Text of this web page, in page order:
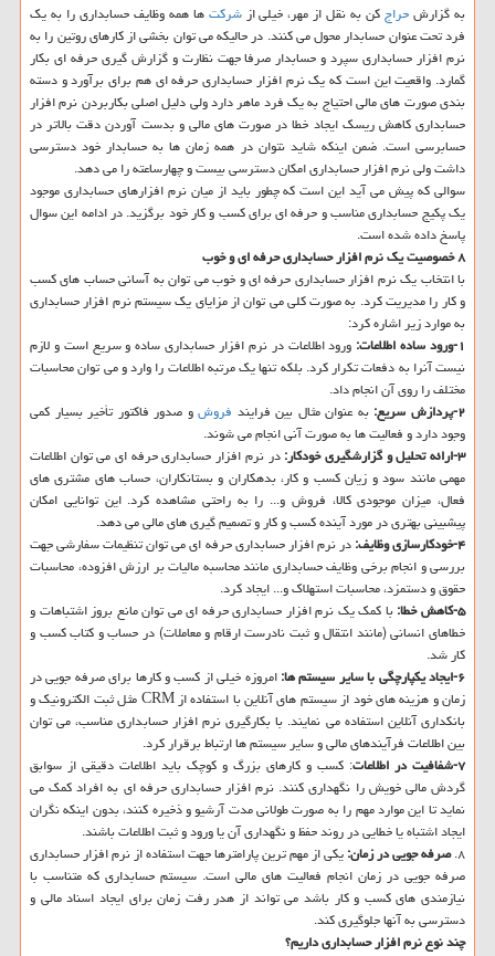
به گزارشحراجكن به نقل از مهر، خیلی ازشركتها همه وظایف حسابداری را به یك
فرد تحت عنوان حسابدار محول می كنند. در حالیكه می توان بخشی از كارهای روتین را به
نرم افزار حسابداری سپرد و حسابدار صرفا جهت نظارت و گزارش گیری حرفه ای بكار
گمارد. واقعیت این است كه یك نرم افزار حسابداری حرفه ای هم برای برآورد و دسته
بندی صورت های مالی احتیاج به یك فرد ماهر دارد ولی دلیل اصلی بكاربردن نرم افزار
حسابداری كاهش ریسك ایجاد خطا در صورت های مالی و بدست آوردن دقت بالاتر در
حسابرسی است. ضمن اینكه شاید نتوان در همه زمان ها به حسابدار خود دسترسی
داشت ولی نرم افزار حسابداری امكان دسترسی بیست و چهارساعته را می دهد.
سوالی كه پیش می آید این است كه چطور باید از میان نرم افزارهای حسابداری موجود
یك پكیج حسابداری مناسب و حرفه ای برای كسب و كار خود برگزید. در ادامه این سوال
پاسخ داده شده است.
۸ خصوصیت یك نرم افزار حسابداری حرفه ای و خوب
با انتخاب یك نرم افزار حسابداری حرفه ای و خوب می توان به آسانی حساب های كسب
و كار را مدیریت كرد. به صورت كلی می توان از مزایای یك سیستم نرم افزار حسابداری
به موارد زیر اشاره كرد:
۱-ورود ساده اطلاعات:
ورود اطلاعات در نرم افزار حسابداری ساده و سریع است و لازم
نیست آنرا به دفعات تكرار كرد. بلكه تنها یك مرتبه اطلاعات را وارد و می توان محاسبات
مختلف را روی آن انجام داد.
۲-پردازش سریع:
به عنوان مثال بین فرایند فروشو صدور فاكتور تأخیر بسیار كمی
وجود دارد و فعالیت ها به صورت آنی انجام می شوند.
۳-ارائه تحلیل و گزارشگیری خودكار:
در نرم افزار حسابداری حرفه ای می توان اطلاعات
مهمی مانند سود و زیان كسب و كار، بدهكاران و بستانكاران، حساب های مشتری های
فعال، میزان موجودی كالا، فروش و... را به راحتی مشاهده كرد. این توانایی امكان
پیشبینی بهتری در مورد آینده كسب و كار و تصمیم گیری های مالی می دهد.
۴-خودكارسازی وظایف:
در نرم افزار حسابداری حرفه ای می توان تنظیمات سفارشی جهت
بررسی و انجام برخی وظایف حسابداری مانند محاسبه مالیات بر ارزش افزوده، محاسبات
حقوق و دستمزد، محاسبات استهلاك و... ایجاد كرد.
۵-كاهش خطا:
با كمك یك نرم افزار حسابداری حرفه ای می توان مانع بروز اشتباهات و
خطاهای انسانی (مانند انتقال و ثبت نادرست ارقام و معاملات) در حساب و كتاب كسب و
كار شد.
۶-ایجاد یكپارچگی با سایر سیستم ها:
امروزه خیلی از كسب و كارها برای صرفه جویی در
زمان و هزینه های خود از سیستم های آنلاین با استفاده از CRM مثل ثبت الكترونیك و
بانكداری آنلاین استفاده می نمایند. با بكارگیری نرم افزار حسابداری مناسب، می توان
بین اطلاعات فرآیندهای مالی و سایر سیستم ها ارتباط برقرار كرد.
۷-شفافیت در اطلاعات
: كسب و كارهای بزرگ و كوچك باید اطلاعات دقیقی از سوابق
گردش مالی خویش را نگهداری كنند. نرم افزار حسابداری حرفه ای به افراد كمك می
نماید تا این موارد مهم را به صورت طولانی مدت آرشیو و ذخیره كنند، بدون اینكه نگران
ایجاد اشتباه یا خطایی در روند حفظ و نگهداری آن یا ورود و ثبت اطلاعات باشند.
۸. صرفه جویی در زمان:یكی از مهم ترین پارامترها جهت استفاده از نرم افزار حسابداری
صرفه جویی در زمان انجام فعالیت های مالی است. سیستم حسابداری كه متناسب با
نیازمندی های كسب و كار باشد می تواند از هدر رفت زمان برای ایجاد اسناد مالی و
دسترسی به آنها جلوگیری كند.
چند نوع نرم افزار حسابداری داریم؟